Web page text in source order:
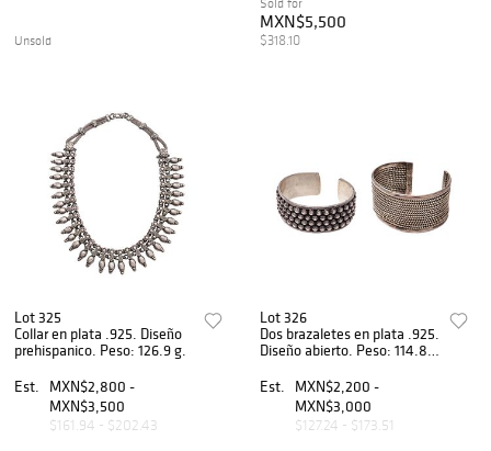
Unsold
Sold for
MXN$5,500
$318.10
Lot 325
Collar en plata .925. Diseño
prehispanico. Peso: 126.9 g.
Est.
MXN$2,800 -
MXN$3,500
$161.94 - $202.43
Lot 326
Dos brazaletes en plata .925.
Diseño abierto. Peso: 114.8
Est.
MXN$2,200 -
MXN$3,000
$127.24 - $173.51